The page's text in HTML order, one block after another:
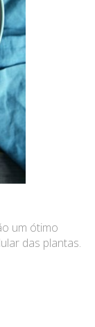
um ótimo
das plantas.